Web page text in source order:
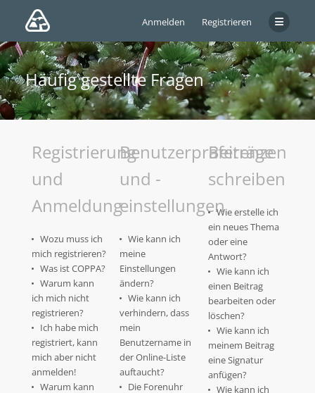
Anmelden Registrieren
Häufig gestellte Fragen
Registrierung
und
Anmeldung
Wozu muss ich
mich registrieren?
Was ist COPPA?
Warum kann
ich mich nicht
registrieren?
Ich habe mich
registriert, kann
mich aber nicht
anmelden!
Warum kann
Benutzerpräferenzen
und -
einstellungen
Wie kann ich
meine
Einstellungen
ändern?
Wie kann ich
verhindern, dass
mein
Benutzername in
der Online-Liste
auftaucht?
Die Forenuhr
Beiträge
schreiben
Wie erstelle ich
ein neues Thema
oder eine
Antwort?
Wie kann ich
einen Beitrag
bearbeiten oder
löschen?
Wie kann ich
meinem Beitrag
eine Signatur
anfügen?
Wie kann ich